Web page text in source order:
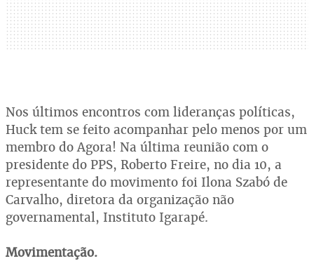
Nos últimos encontros com lideranças políticas,
Huck tem se feito acompanhar pelo menos por um
membro do Agora! Na última reunião com o
presidente do PPS, Roberto Freire, no dia 10, a
representante do movimento foi Ilona Szabó de
Carvalho, diretora da organização não
governamental, Instituto Igarapé.
Movimentação.